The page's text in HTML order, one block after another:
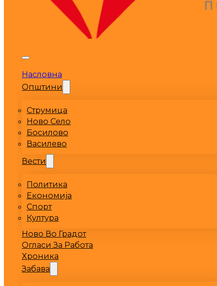
Насловна
Општини
Струмица
Ново Село
Босилово
Василево
Вести
Политика
Економија
Спорт
Култура
Ново Во Градот
Огласи За Работа
Хроника
Забава